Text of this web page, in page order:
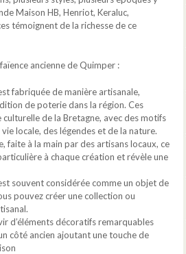
Maison HB, Henriot, Keraluc,
témoignent de la richesse de ce
ancienne de Quimper :
fabriquée de manière artisanale,
de poterie dans la région. Ces
de la Bretagne, avec des motifs
locale, des légendes et de la nature.
faite à la main par des artisans locaux, ce
à chaque création et révèle une
souvent considérée comme un objet de
pouvez créer une collection ou
d’éléments décoratifs remarquables
côté ancien ajoutant une touche de